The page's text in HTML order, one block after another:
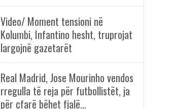
Video/ Moment tensioni në
Kolumbi, Infantino hesht, truprojat
largojnë gazetarët
Real Madrid, Jose Mourinho vendos
rregulla të reja për futbollistët, ja
për çfarë bëhet fjalë…